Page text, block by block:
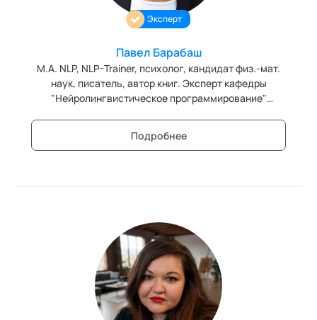
Эксперт
Павел Барабаш
M.A. NLP, NLP-Trainer, психолог, кандидат физ.-мат.
наук, писатель, автор книг. Эксперт кафедры
"Нейролингвистическое программирование"
Подробнее